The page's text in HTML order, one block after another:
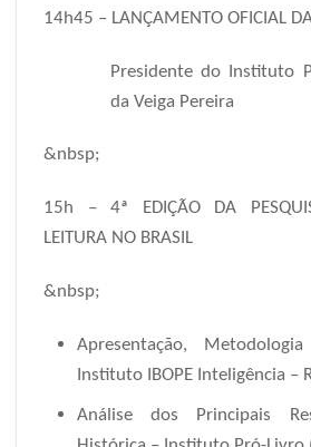
14h45 – LANÇAMENTO OFICIAL
Presidente do Instituto
da Veiga Pereira
&nbsp;
15h – 4ª EDIÇÃO DA
LEITURA NO BRASIL
&nbsp;
Apresentação,
Instituto IBOPE Inteligência –
Análise dos Principais